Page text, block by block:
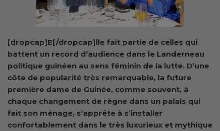
[dropcap]E[/dropcap]lle fait partie de celles qui
battent un record d’audience dans le Landerneau
politique guinéen au sens féminin de la lutte. D’une
côte de popularité très remarquable, la future
première dame de Guinée, comme souvent, à
chaque changement de règne dans un palais qui
fait son ménage, s’apprête à s’installer
confortablement dans le très luxurieux et mythique